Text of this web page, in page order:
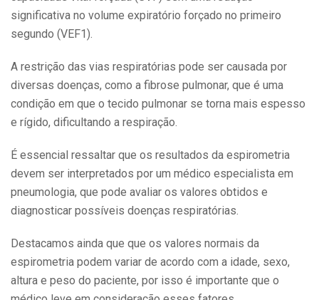
significativa no volume expiratório forçado no primeiro
segundo (VEF1).
A restrição das vias respiratórias pode ser causada por
diversas doenças, como a fibrose pulmonar, que é uma
condição em que o tecido pulmonar se torna mais espesso
e rígido, dificultando a respiração.
É essencial ressaltar que os resultados da espirometria
devem ser interpretados por um médico especialista em
pneumologia, que pode avaliar os valores obtidos e
diagnosticar possíveis doenças respiratórias.
Destacamos ainda que que os valores normais da
espirometria podem variar de acordo com a idade, sexo,
altura e peso do paciente, por isso é importante que o